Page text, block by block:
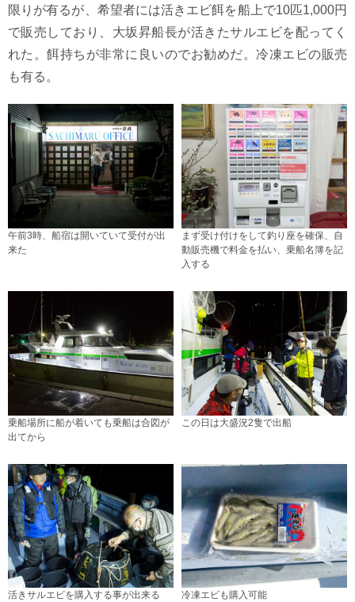
限りが有るが、希望者には活きエビ餌を船上で10匹1,000円
で販売しており、大坂昇船長が活きたサルエビを配ってく
れた。餌持ちが非常に良いのでお勧めだ。冷凍エビの販売
も有る。
午前3時、船宿は開いていて受付が出
来た
まず受け付けをして釣り座を確保、自
動販売機で料金を払い、乗船名簿を記
入する
乗船場所に船が着いても乗船は合図が
出てから
この日は大盛況2隻で出船
活きサルエビを購入する事が出来る 冷凍エビも購入可能